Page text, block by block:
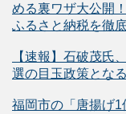
める裏ワザ大公開
ふるさと納税を徹
【速報】石破茂氏
選の目玉政策とな
福岡市の「唐揚げ